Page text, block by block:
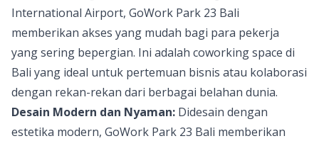
International Airport, GoWork Park 23 Bali
memberikan akses yang mudah bagi para pekerja
yang sering bepergian. Ini adalah coworking space di
Bali yang ideal untuk pertemuan bisnis atau kolaborasi
dengan rekan-rekan dari berbagai belahan dunia.
Desain Modern dan Nyaman: Didesain dengan
estetika modern, GoWork Park 23 Bali memberikan